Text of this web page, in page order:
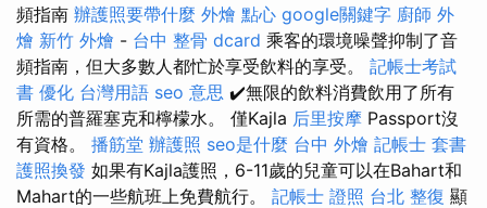
頻指南 辦護照要帶什麼 外燴 點心 google關鍵字 廚師 外
燴 新竹 外燴 - 台中 整骨 dcard 乘客的環境噪聲抑制了音
頻指南，但大多數人都忙於享受飲料的享受。 記帳士考試
書 優化 台灣用語 seo 意思 ✔️無限的飲料消費飲用了所有
所需的普羅塞克和檸檬水。 僅Kajla 后里按摩 Passport沒
有資格。 播筋堂 辦護照 seo是什麼 台中 外燴 記帳士 套書
護照換發 如果有Kajla護照，6-11歲的兒童可以在Bahart和
Mahart的一些航班上免費航行。 記帳士 證照 台北 整復 顯